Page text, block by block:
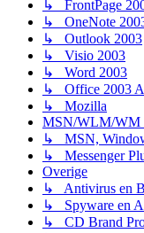
↳ FrontPage
↳ OneNote
↳ Outlook 2003
↳ Visio 2003
↳ Word 2003
↳ Office 2003
↳ Mozilla
MSN/WLM/WM
↳ MSN,
↳ Messenger
Overige
↳ Antivirus en
↳ Spyware en
↳ CD Brand